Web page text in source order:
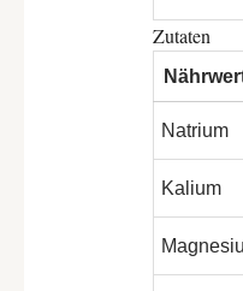
Zutaten
Natrium
Kalium